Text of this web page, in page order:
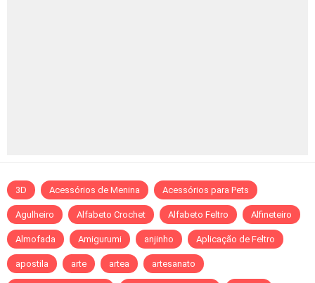
3D Acessórios de Menina Acessórios para Pets
Agulheiro Alfabeto Crochet Alfabeto Feltro Alfineteiro
Almofada Amigurumi anjinho Aplicação de Feltro
apostila arte artea artesanato